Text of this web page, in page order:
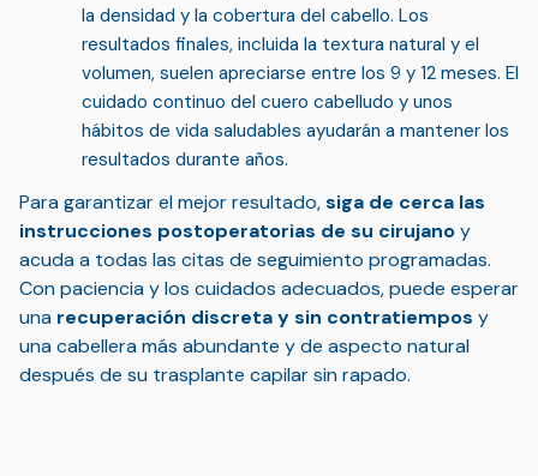
la densidad y la cobertura del cabello. Los
resultados finales, incluida la textura natural y el
volumen, suelen apreciarse entre los 9 y 12 meses. El
cuidado continuo del cuero cabelludo y unos
hábitos de vida saludables ayudarán a mantener los
resultados durante años.
Para garantizar el mejor resultado,siga de cerca las
instrucciones postoperatorias de su cirujanoy
acuda a todas las citas de seguimiento programadas.
Con paciencia y los cuidados adecuados, puede esperar
una recuperación discreta y sin contratiempos y
una cabellera más abundante y de aspecto natural
después de su trasplante capilar sin rapado.